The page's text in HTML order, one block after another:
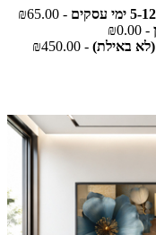
- ₪65.00
- ₪0.00
- ₪450.00